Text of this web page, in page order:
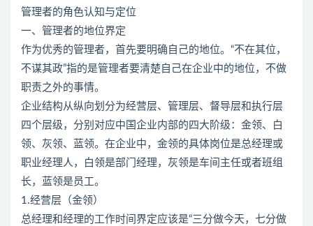
管理者的角色认知与定位
一、管理者的地位界定
作为优秀的管理者，首先要明确自己的地位。“不在其位，
不谋其政”指的是管理者要清楚自己在企业中的地位，不做
职责之外的事情。
企业结构从纵向划分为经营层、管理层、督导层和执行层
四个层级，分别对应中国企业内部的四大阶级：金领、白
领、灰领、蓝领。在企业中，金领的具体岗位是总经理或
职业经理人，白领是部门经理，灰领是车间主任或者班组
长，蓝领是员工。
1.经营层（金领）
总经理和经理的工作时间界定应该是“三分做今天，七分做